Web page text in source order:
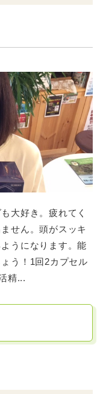
大好き。疲れてく
せん。頭がスッキ
うになります。能
う！1回2カプセル
精...